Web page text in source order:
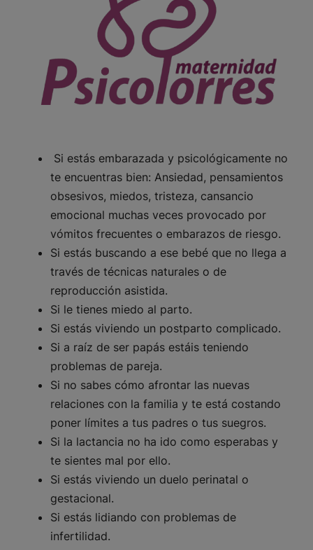
Si estás embarazada y psicológicamente no
te encuentras bien: Ansiedad, pensamientos
obsesivos, miedos, tristeza, cansancio
emocional muchas veces provocado por
vómitos frecuentes o embarazos de riesgo.
Si estás buscando a ese bebé que no llega a
través de técnicas naturales o de
reproducción asistida.
Si le tienes miedo al parto.
Si estás viviendo un postparto complicado.
Si a raíz de ser papás estáis teniendo
problemas de pareja.
Si no sabes cómo afrontar las nuevas
relaciones con la familia y te está costando
poner límites a tus padres o tus suegros.
Si la lactancia no ha ido como esperabas y
te sientes mal por ello.
Si estás viviendo un duelo perinatal o
gestacional.
Si estás lidiando con problemas de
infertilidad.